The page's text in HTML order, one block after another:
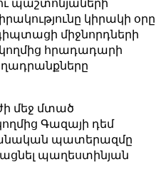
կիրակի օրը
միջնորդների
կողմից հրադադարի
մեջ մտած
Գազայի դեմ
պատերազմը
պաղեստինյան